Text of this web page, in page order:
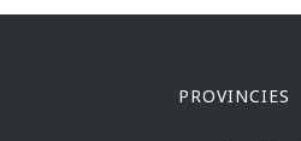
PROVINCIES